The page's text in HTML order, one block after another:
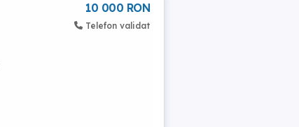
10 000 RON
Telefon validat